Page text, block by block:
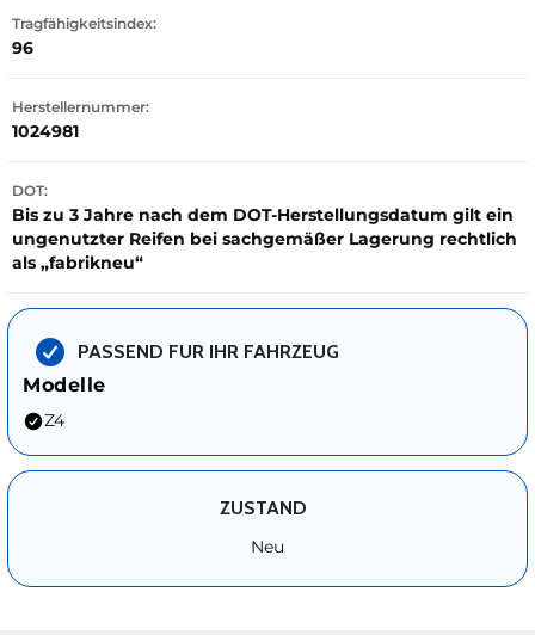
Tragfähigkeitsindex:
96
Herstellernummer:
1024981
DOT:
Bis zu 3 Jahre nach dem DOT-Herstellungsdatum gilt ein
ungenutzter Reifen bei sachgemäßer Lagerung rechtlich
als „fabrikneu“
PASSEND FUR IHR FAHRZEUG
Modelle
Z4
ZUSTAND
Neu